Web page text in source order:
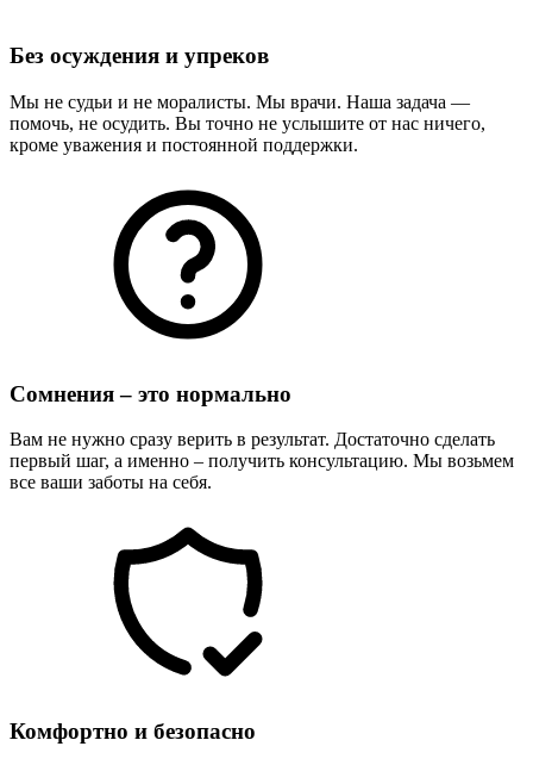
Без осуждения и упреков
Мы не судьи и не моралисты. Мы врачи. Наша задача —
помочь, не осудить. Вы точно не услышите от нас ничего,
кроме уважения и постоянной поддержки.
Сомнения – это нормально
Вам не нужно сразу верить в результат. Достаточно сделать
первый шаг, а именно – получить консультацию. Мы возьмем
все ваши заботы на себя.
Комфортно и безопасно